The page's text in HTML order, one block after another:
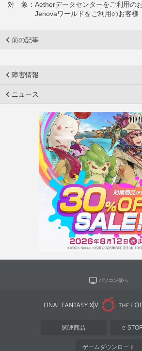
対 象：Aetherデータセンターをご利用の
Jenovaワールドをご利用のお客様
前の記事
障害情報
ニュース
パソコン版へ
関連商品 e-
ゲームダウンロード